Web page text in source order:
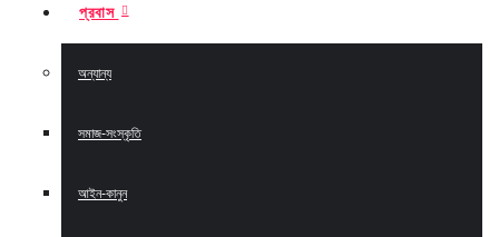
প্রবাস
অন্যান্য
সমাজ-সংস্কৃতি
আইন-কানুন